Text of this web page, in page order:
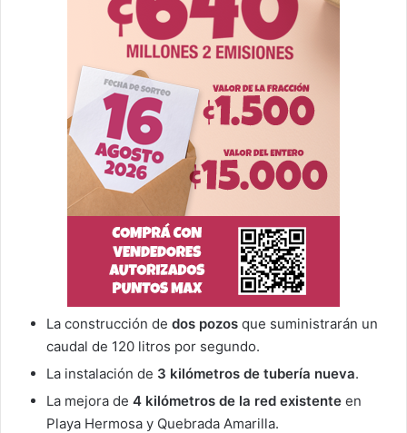
La construcción de dos pozos que suministrarán un
caudal de 120 litros por segundo.
La instalación de 3 kilómetros de tubería nueva.
La mejora de 4 kilómetros de la red existente en
Playa Hermosa y Quebrada Amarilla.